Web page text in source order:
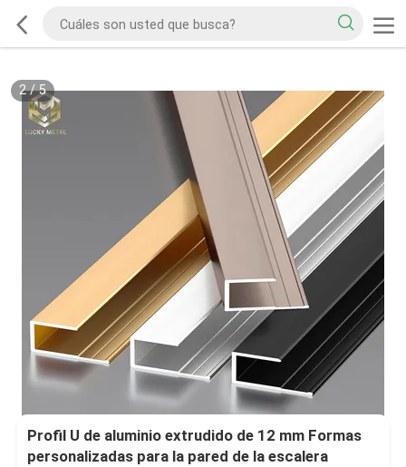
2/5
Profil U de aluminio extrudido de 12 mm Formas
personalizadas para la pared de la escalera